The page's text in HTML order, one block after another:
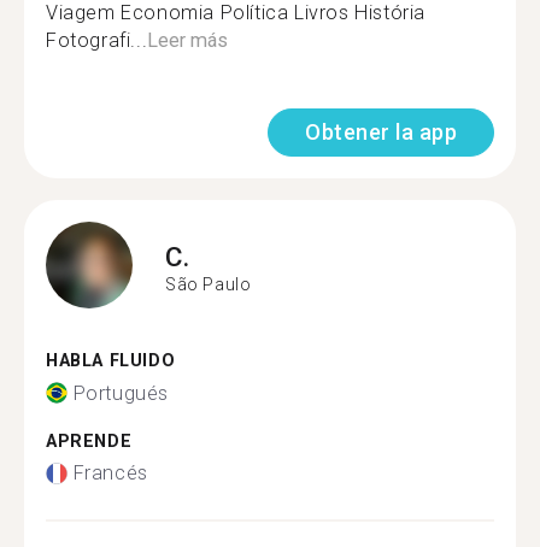
Viagem Economia Política Livros História
Fotografi...Leer más
Obtener la app
C.
São Paulo
HABLA FLUIDO
Portugués
APRENDE
Francés